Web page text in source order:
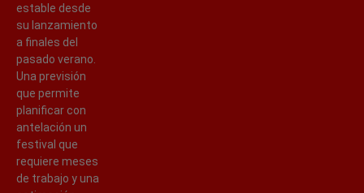
estable desde
su lanzamiento
a finales del
pasado verano.
Una previsión
que permite
planificar con
antelación un
festival que
requiere meses
de trabajo y una